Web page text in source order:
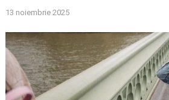
13 noiembrie 2025